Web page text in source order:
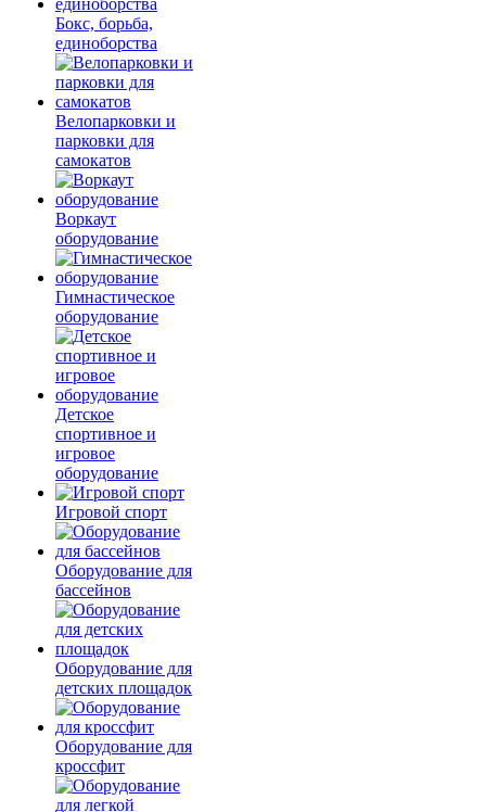
Бокс, борьба,
единоборства
Велопарковки и
парковки для
самокатов
Воркаут
оборудование
Гимнастическое
оборудование
Детское
спортивное и
игровое
оборудование
Игровой спорт
Оборудование для
бассейнов
Оборудование для
детских площадок
Оборудование для
кроссфит